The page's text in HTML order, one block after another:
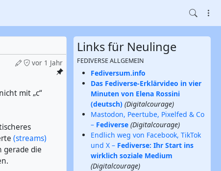
vor 1 Jahr
mit „c“
(streams)
gerade die
Links für Neulinge
FEDIVERSE ALLGEMEIN
Fediversum.info
Das Fediverse-Erklärvideo in vier
Minuten von Elena Rossini
(deutsch) (Digitalcourage)
Mastodon, Peertube, Pixelfed & Co
– Fediverse (Digitalcourage)
Endlich weg von Facebook, TikTok
und X – Fediverse: Ihr Start ins
wirklich soziale Medium
(Digitalcourage)